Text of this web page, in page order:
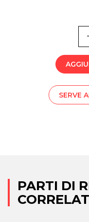
SERVE
PARTI DI